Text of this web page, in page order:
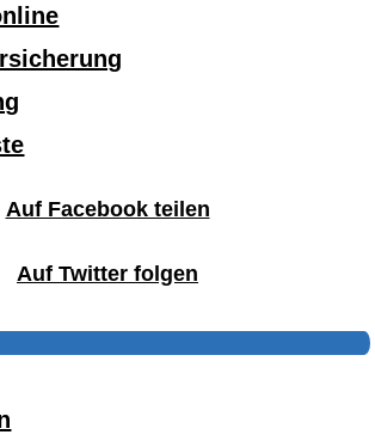
Auf Facebook teilen
Auf Twitter folgen